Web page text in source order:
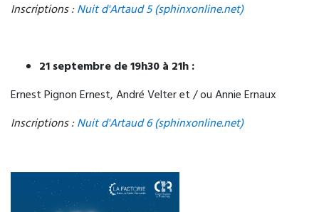
Inscriptions :Nuit d'Artaud 5 (sphinxonline.net)
21 septembre de 19h30 à 21h :
Ernest Pignon Ernest, André Velter et / ou Annie Ernaux
Inscriptions :Nuit d'Artaud 6 (sphinxonline.net)